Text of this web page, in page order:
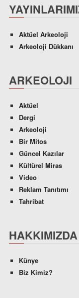
Aktüel Arkeoloji
Arkeoloji Dükkanı
ARKEOLOJI
Aktüel
Dergi
Arkeoloji
Bir Mitos
Güncel Kazılar
Kültürel Miras
Video
Reklam Tanıtımı
Tahribat
HAKKIMIZDA
Künye
Biz Kimiz?